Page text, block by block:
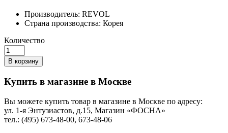
Производитель: REVOL
Страна производства: Корея
Количество
В корзину
Купить в магазине в Москве
Вы можете купить товар в магазине в Москве по адресу:
ул. 1-я Энтузиастов, д.15, Магазин «ФОСНА»
тел.: (495) 673-48-00, 673-48-06